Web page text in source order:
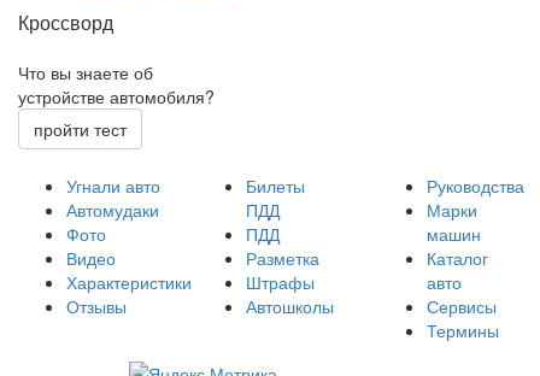
Кроссворд
Что вы знаете об
устройстве автомобиля?
пройти тест
Угнали авто
Автомудаки
Фото
Видео
Характеристики
Отзывы
Билеты
ПДД
ПДД
Разметка
Штрафы
Автошколы
Руководства
Марки
машин
Каталог
авто
Сервисы
Термины